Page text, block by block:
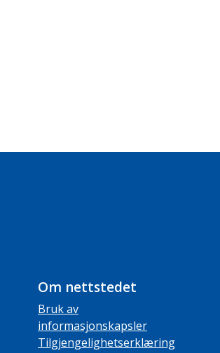
Om nettstedet
Bruk av
informasjonskapsler
Tilgjengelighetserklæring